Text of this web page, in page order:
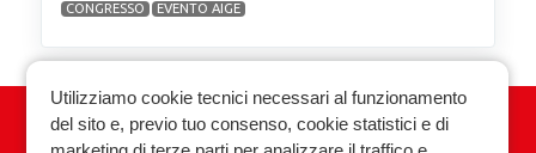
CONGRESSO EVENTO AIGE
Associazione Italiana Ginecologia
Utilizziamo cookie tecnici necessari al funzionamento
del sito e, previo tuo consenso, cookie statistici e di